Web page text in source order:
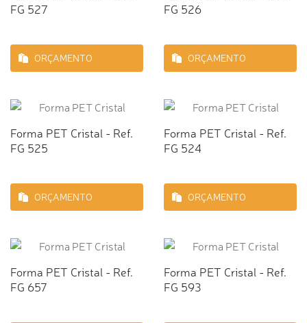
FG 527
ORÇAMENTO
FG 526
ORÇAMENTO
Forma PET Cristal - Ref.
FG 525
ORÇAMENTO
Forma PET Cristal - Ref.
FG 524
ORÇAMENTO
Forma PET Cristal - Ref.
FG 657
Forma PET Cristal - Ref.
FG 593